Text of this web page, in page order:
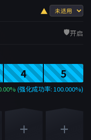
▲
🛡️开启
4 5
(强化成功率: 100.000%)
+ +